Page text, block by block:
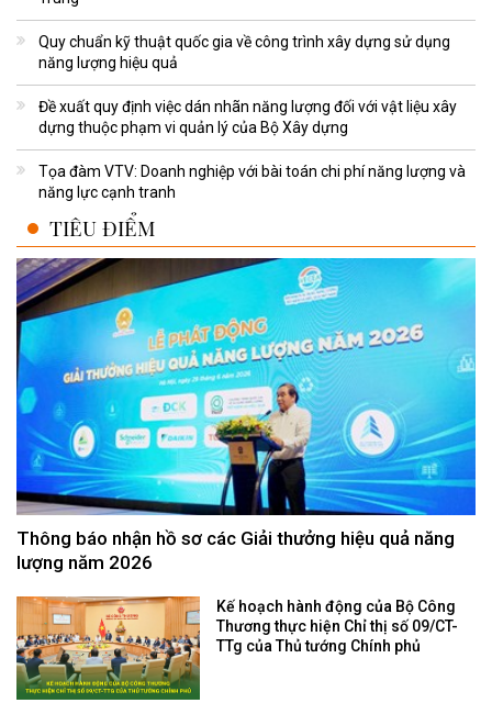
Quy chuẩn kỹ thuật quốc gia về công trình xây dựng sử dụng
năng lượng hiệu quả
Đề xuất quy định việc dán nhãn năng lượng đối với vật liệu xây
dựng thuộc phạm vi quản lý của Bộ Xây dựng
Tọa đàm VTV: Doanh nghiệp với bài toán chi phí năng lượng và
năng lực cạnh tranh
TIÊU ĐIỂM
Thông báo nhận hồ sơ các Giải thưởng hiệu quả năng
lượng năm 2026
Kế hoạch hành động của Bộ Công
Thương thực hiện Chỉ thị số 09/CT-
TTg của Thủ tướng Chính phủ